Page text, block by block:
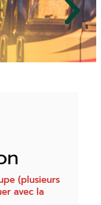
(plusieurs
avec la